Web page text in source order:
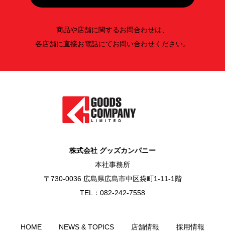
商品や店舗に関するお問合わせは、
各店舗に直接お電話にてお問い合わせください。
株式会社 グッズカンパニー
本社事務所
〒730-0036 広島県広島市中区袋町1-11-1階
TEL：082-242-7558
HOME NEWS & TOPICS 店舗情報 採用情報